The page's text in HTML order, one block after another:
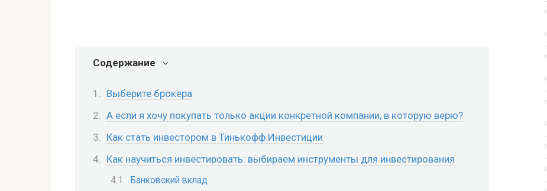
Содержание
Выберите брокера
А если я хочу покупать только акции конкретной компании, в которую верю?
Как стать инвестором в Тинькофф Инвестиции
Как научиться инвестировать: выбираем инструменты для инвестирования
Банковский вклад